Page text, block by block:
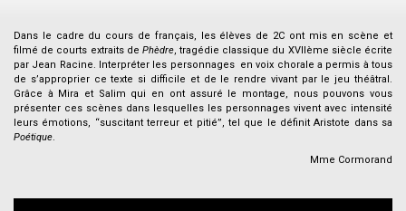
Dans le cadre du cours de français, les élèves de 2C ont mis en scène et
filmé de courts extraits de Phèdre, tragédie classique du XVIIème siècle écrite
par Jean Racine. Interpréter les personnages en voix chorale a permis à tous
de s’approprier ce texte si difficile et de le rendre vivant par le jeu théâtral.
Grâce à Mira et Salim qui en ont assuré le montage, nous pouvons vous
présenter ces scènes dans lesquelles les personnages vivent avec intensité
leurs émotions, “suscitant terreur et pitié”, tel que le définit Aristote dans sa
Poétique.
Mme Cormorand